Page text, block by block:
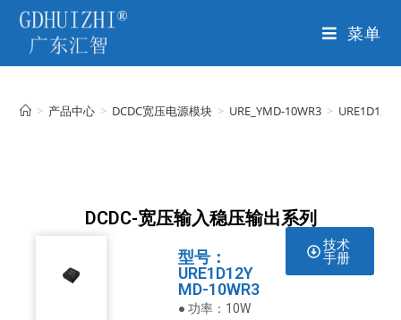
菜单
> 产品中心 > DCDC宽压电源模块 > URE_YMD-10WR3 >
DCDC-宽压输入稳压输出系列
型号：
URE1D12Y
MD-10WR3
● 功率：10W
技术
手册